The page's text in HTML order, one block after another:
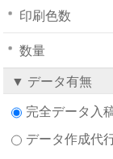
印刷色数
数量
▼ データ有無
完全データ入
データ作成代